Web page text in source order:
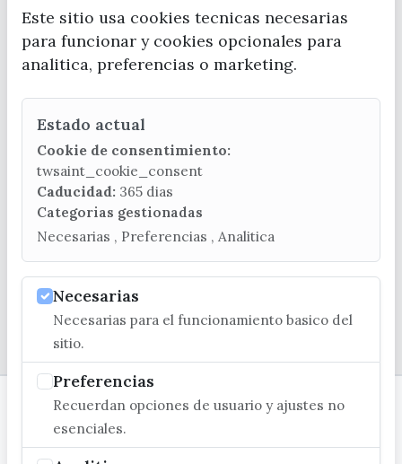
CONTACTA CON LA OFICINA DE TURISMO
(+34) 952 541 104
turismo@velezmalaga.es
C/ Poniente, 2. CP 29740 - Torre del Mar
Este sitio usa cookies tecnicas necesarias
para funcionar y cookies opcionales para
analitica, preferencias o marketing.
Estado actual
Cookie de consentimiento:
twsaint_cookie_consent
Caducidad: 365 dias
Categorias gestionadas
Necesarias , Preferencias , Analitica
Necesarias
Necesarias para el funcionamiento basico del
sitio.
Preferencias
Recuerdan opciones de usuario y ajustes no
esenciales.